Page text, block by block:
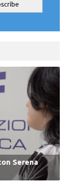
Serena